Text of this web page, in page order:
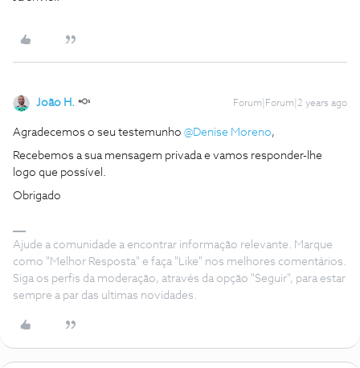
João H. Forum|Forum|2 years ago
Agradecemos o seu testemunho @Denise Moreno,
Recebemos a sua mensagem privada e vamos responder-lhe
logo que possível.
Obrigado
Ajude a comunidade a encontrar informação relevante. Marque
como "Melhor Resposta" e faça "Like" nos melhores comentários.
Siga os perfis da moderação, através da opção "Seguir", para estar
sempre a par das ultimas novidades.